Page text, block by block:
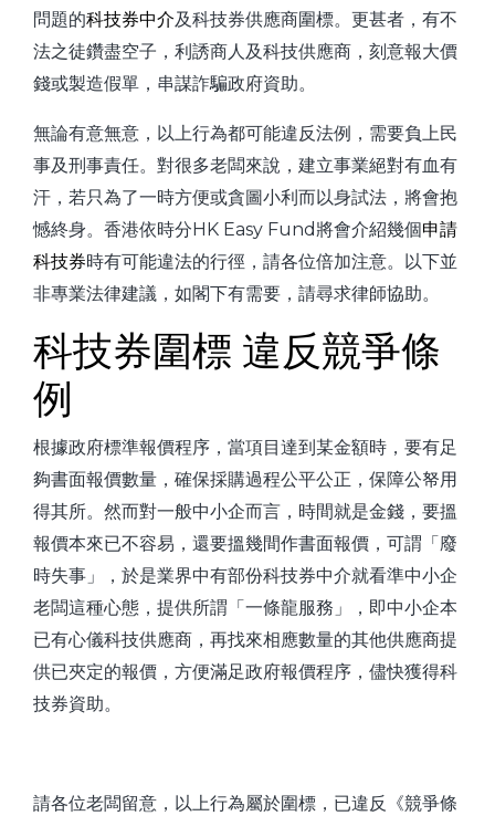
問題的科技券中介及科技券供應商圍標。更甚者，有不
法之徒鑽盡空子，利誘商人及科技供應商，刻意報大價
錢或製造假單，串謀詐騙政府資助。
無論有意無意，以上行為都可能違反法例，需要負上民
事及刑事責任。對很多老闆來說，建立事業絕對有血有
汗，若只為了一時方便或貪圖小利而以身試法，將會抱
憾終身。香港依時分HK Easy Fund將會介紹幾個申請
科技券時有可能違法的行徑，請各位倍加注意。以下並
非專業法律建議，如閣下有需要，請尋求律師協助。
科技券圍標 違反競爭條
例
根據政府標準報價程序，當項目達到某金額時，要有足
夠書面報價數量，確保採購過程公平公正，保障公帑用
得其所。然而對一般中小企而言，時間就是金錢，要搵
報價本來已不容易，還要搵幾間作書面報價，可謂「廢
時失事」，於是業界中有部份科技券中介就看準中小企
老闆這種心態，提供所謂「一條龍服務」，即中小企本
已有心儀科技供應商，再找來相應數量的其他供應商提
供已夾定的報價，方便滿足政府報價程序，儘快獲得科
技券資助。
請各位老闆留意，以上行為屬於圍標，已違反《競爭條